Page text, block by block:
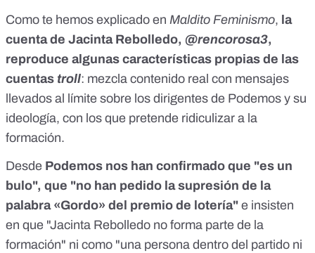
Como te hemos explicado en Maldito Feminismo, la
cuenta de Jacinta Rebolledo, @rencorosa3,
reproduce algunas características propias de las
cuentas troll: mezcla contenido real con mensajes
llevados al límite sobre los dirigentes de Podemos y su
ideología, con los que pretende ridiculizar a la
formación.
Desde Podemos nos han confirmado que "es un
bulo", que "no han pedido la supresión de la
palabra «Gordo» del premio de lotería" e insisten
en que "Jacinta Rebolledo no forma parte de la
formación" ni como "una persona dentro del partido ni